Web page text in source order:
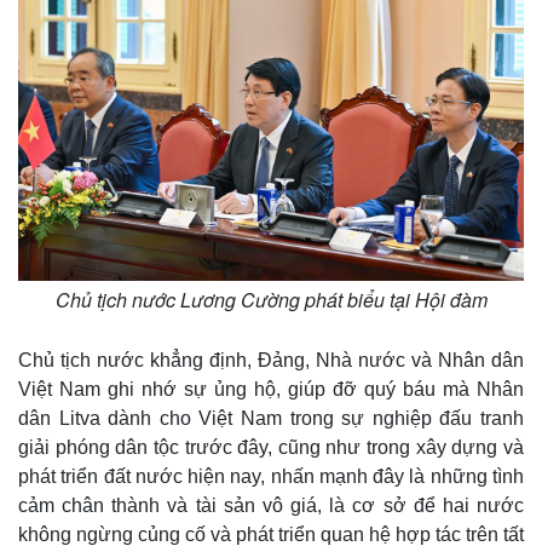
Chủ tịch nước Lương Cường phát biểu tại Hội đàm
Chủ tịch nước khẳng định, Đảng, Nhà nước và Nhân dân
Việt Nam ghi nhớ sự ủng hộ, giúp đỡ quý báu mà Nhân
dân Litva dành cho Việt Nam trong sự nghiệp đấu tranh
giải phóng dân tộc trước đây, cũng như trong xây dựng và
phát triển đất nước hiện nay, nhấn mạnh đây là những tình
cảm chân thành và tài sản vô giá, là cơ sở để hai nước
không ngừng củng cố và phát triển quan hệ hợp tác trên tất